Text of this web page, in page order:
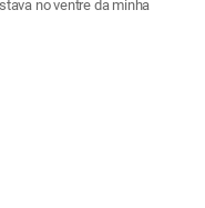
no ventre da minha